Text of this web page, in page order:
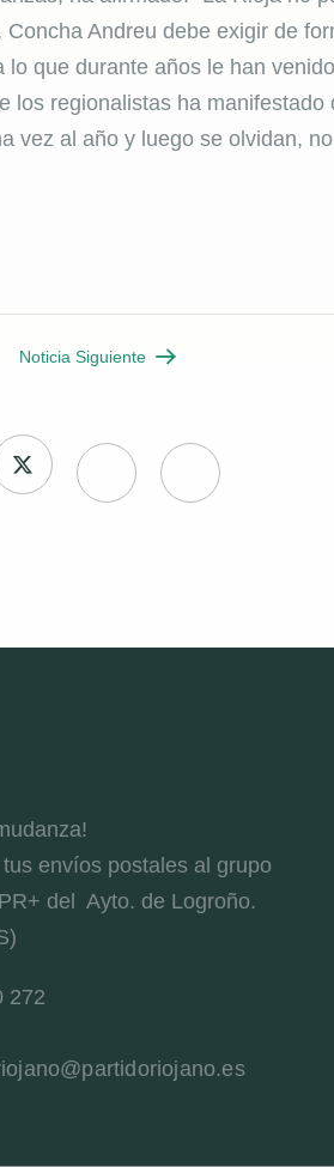
Andreu debe exigir de
que durante años le han
los regionalistas ha manifestado
vez al año y luego se olvidan,
Noticia Siguiente
envíos postales al grupo
del Ayto. de Logroño.
272